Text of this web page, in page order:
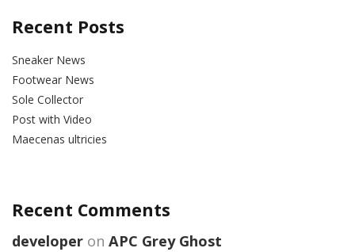
Recent Posts
Sneaker News
Footwear News
Sole Collector
Post with Video
Maecenas ultricies
Recent Comments
developer on APC Grey Ghost